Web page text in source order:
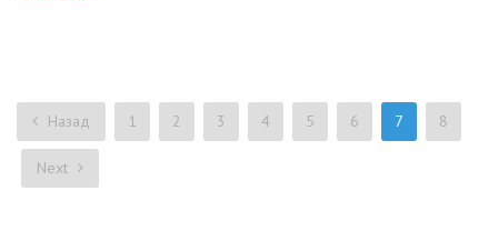
Назад 1 2 3 4 5 6 7 8
Next